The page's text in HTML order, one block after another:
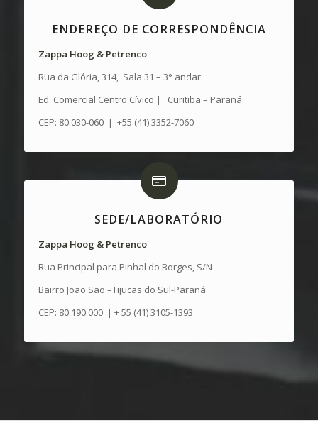
ENDEREÇO DE CORRESPONDÊNCIA
Zappa Hoog & Petrenco
Rua da Glória, 314, Sala 31 – 3° andar
Ed. Comercial Centro Cívico | Curitiba – Paraná
CEP: 80.030-060 | +55 (41) 3352-7060
SEDE/LABORATÓRIO
Zappa Hoog & Petrenco
Rua Principal para Pinhal do Borges, S/N
Bairro João São –Tijucas do Sul-Paraná
CEP: 80.190.000 | + 55 (41) 3105-1393